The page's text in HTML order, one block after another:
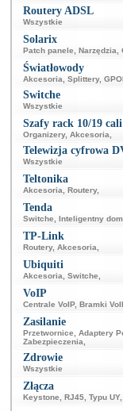
Routery ADSL
Wszystkie
Solarix
Patch panele Narzędzia
Światłowody
Akcesoria Splittery,
Switche
Wszystkie
Szafy rack 10/19 cali
Organizery, Akcesoria
Telewizja cyfrowa
Wszystkie
Teltonika
Akcesoria Routery,
Tenda
Switche Inteligentny dom
TP-Link
Routery, Akcesoria
Ubiquiti
Akcesoria Switche
VoIP
Centrale VoIP, Bramki
Zasilanie
Przetwornice Adaptery
Zabezpieczenia
Zdrowie
Wszystkie
Złącza
Keystone RJ45 Typu UY,